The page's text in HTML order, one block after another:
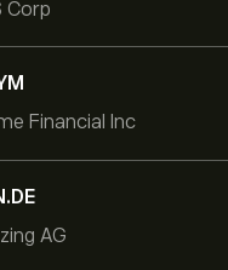
Corp
Financial Inc
AG